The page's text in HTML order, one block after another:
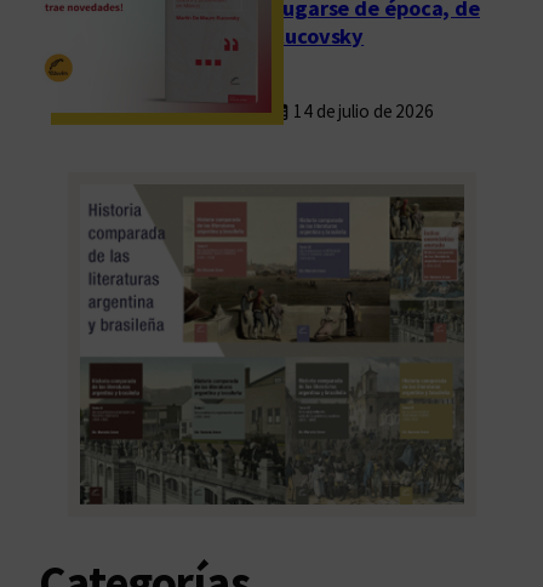
Fugarse de época, de
Rucovsky
14 de julio de 2026